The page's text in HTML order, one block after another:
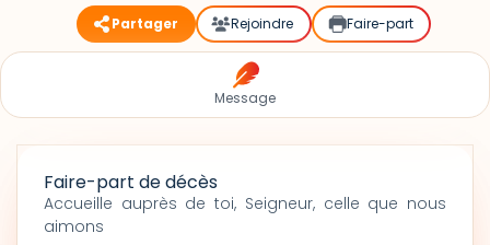
Partager Rejoindre Faire-part
Message
Faire-part de décès
Accueille auprès de toi, Seigneur, celle que nous
aimons